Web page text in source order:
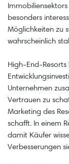
besonders
Möglichkeiten zu
wahrscheinlich
High-End-
Unternehmen
Vertrauen zu
Marketing des
schafft. In einem
damit Käufer
Verbesserungen